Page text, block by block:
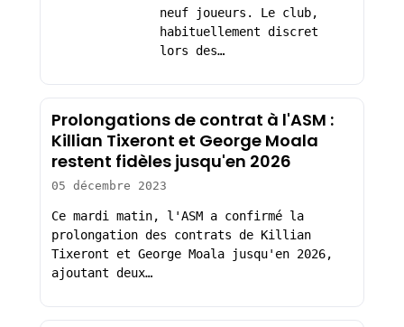
neuf joueurs. Le club,
habituellement discret
lors des…
Prolongations de contrat à l'ASM :
Killian Tixeront et George Moala
restent fidèles jusqu'en 2026
05 décembre 2023
Ce mardi matin, l'ASM a confirmé la
prolongation des contrats de Killian
Tixeront et George Moala jusqu'en 2026,
ajoutant deux…